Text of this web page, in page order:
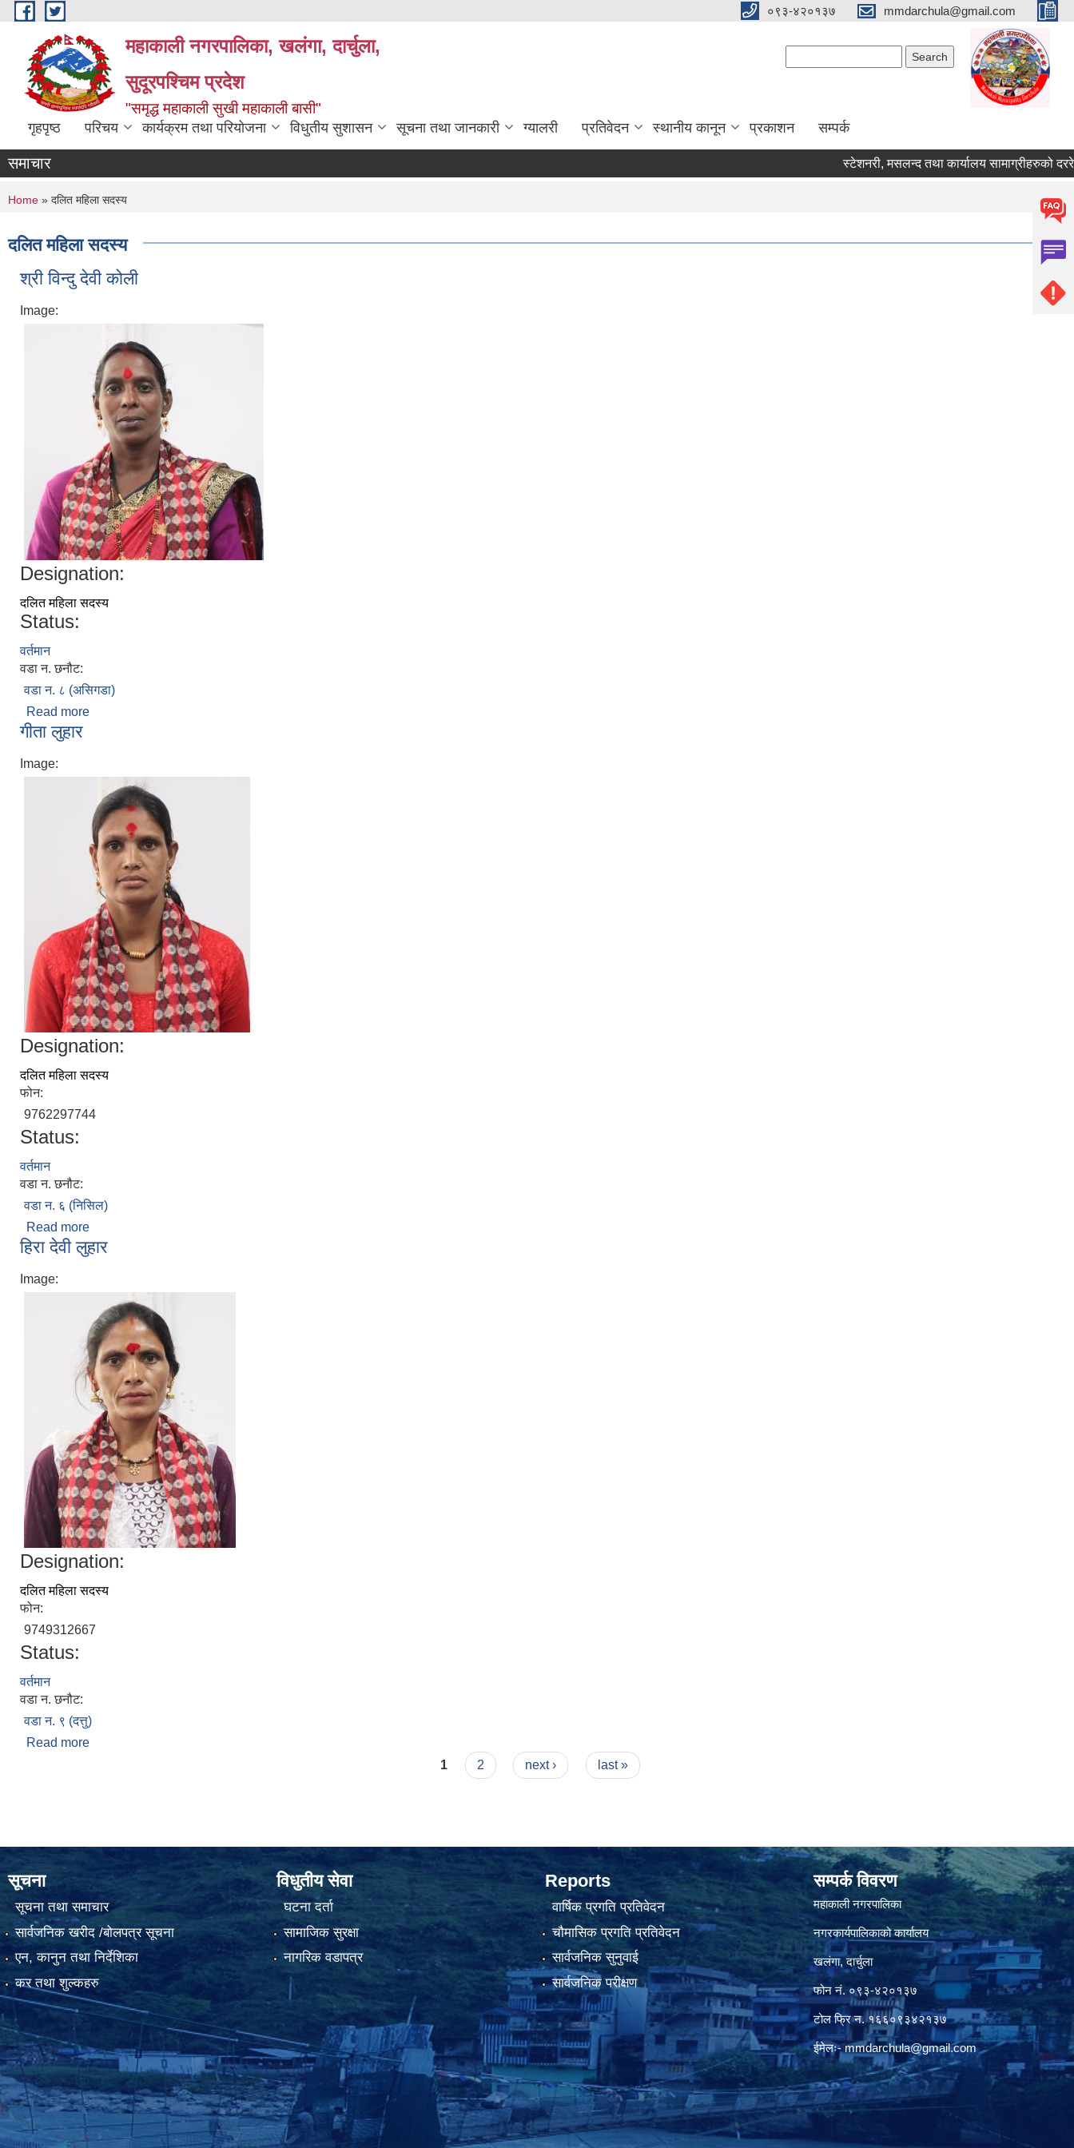
Skip to main content ०९३-४२०१३७ mmdarchula@gmail.com
महाकाली नगरपालिका, खलंगा, दार्चुला,
सुदूरपश्चिम प्रदेश
"समृद्ध महाकाली सुखी महाकाली बासी"
गृहपृष्ठ परिचय कार्यक्रम तथा परियोजना विधुतीय सुशासन सूचना तथा जानकारी ग्यालरी प्रतिवेदन स्थानीय कानून प्रकाशन सम्पर्क
समाचार स्टेशनरी, मसलन्द तथा कार्यालय सामाग्रीहरुको दररेट पेश
You are here
Home » दलित महिला सदस्य
दलित महिला सदस्य
श्री विन्दु देवी कोली
Image:
Designation:
दलित महिला सदस्य
Status:
वर्तमान
वडा न. छनौट:
वडा न. ८ (असिगडा)
Read more
गीता लुहार
Image:
Designation:
दलित महिला सदस्य
फोन:
9762297744
Status:
वर्तमान
वडा न. छनौट:
वडा न. ६ (निसिल)
Read more
हिरा देवी लुहार
Image:
Designation:
दलित महिला सदस्य
फोन:
9749312667
Status:
वर्तमान
वडा न. छनौट:
वडा न. ९ (दत्तु)
Read more
1 2 next › last »
सूचना
सूचना तथा समाचार
सार्वजनिक खरीद /बोलपत्र सूचना
एन, कानुन तथा निर्देशिका
कर तथा शुल्कहरु
विधुतीय सेवा
घटना दर्ता
सामाजिक सुरक्षा
नागरिक वडापत्र
Reports
वार्षिक प्रगति प्रतिवेदन
चौमासिक प्रगति प्रतिवेदन
सार्वजनिक सुनुवाई
सार्वजनिक परीक्षण
सम्पर्क विवरण
महाकाली नगरपालिका
नगरकार्यपालिकाको कार्यालय
खलंगा, दार्चुला
फोन नं. ०९३-४२०१३७
टोल फ्रि न. १६६०९३४२१३७
ईमेलः-mmdarchula@gmail.com